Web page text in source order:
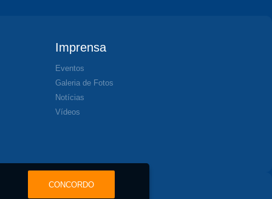
Imprensa
Eventos
Galeria de Fotos
Notícias
Vídeos
CONCORDO